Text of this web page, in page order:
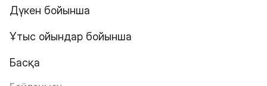
Дүкен бойынша
Ұтыс ойындар бойынша
Басқа